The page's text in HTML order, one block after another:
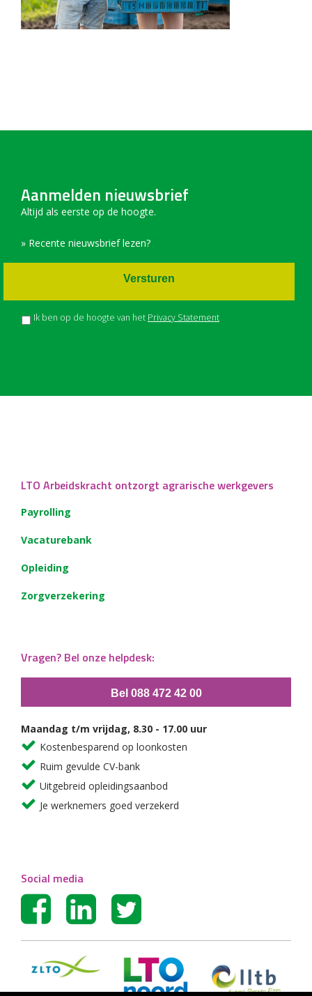
Aanmelden nieuwsbrief
Altijd als eerste op de hoogte.
» Recente nieuwsbrief lezen?
Ik ben op de hoogte van het Privacy Statement
Versturen
LTO Arbeidskracht ontzorgt agrarische werkgevers
Payrolling
Vacaturebank
Opleiding
Zorgverzekering
Vragen? Bel onze helpdesk:
Bel 088 472 42 00
Maandag t/m vrijdag, 8.30 - 17.00 uur
Kostenbesparend op loonkosten
Ruim gevulde CV-bank
Uitgebreid opleidingsaanbod
Je werknemers goed verzekerd
Social media